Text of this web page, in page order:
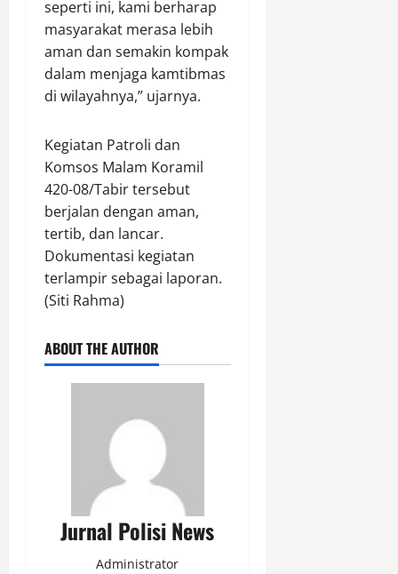
seperti ini, kami berharap
masyarakat merasa lebih
aman dan semakin kompak
dalam menjaga kamtibmas
di wilayahnya,” ujarnya.
Kegiatan Patroli dan
Komsos Malam Koramil
420-08/Tabir tersebut
berjalan dengan aman,
tertib, dan lancar.
Dokumentasi kegiatan
terlampir sebagai laporan.
(Siti Rahma)
ABOUT THE AUTHOR
Jurnal Polisi News
Administrator